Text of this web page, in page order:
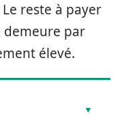
reste à payer
demeure par
élevé.